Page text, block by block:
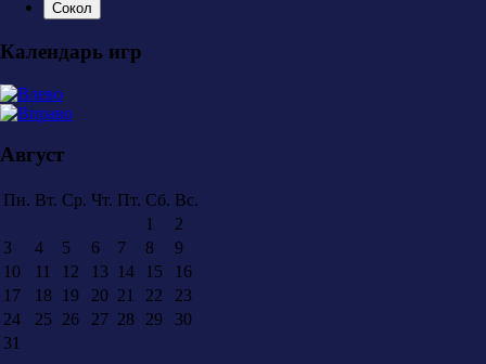
Сокол
Календарь игр
Август
Пн. Вт. Ср. Чт. Пт. Сб. Вс.
1
2
3
4 5 6 7 8
9
10
11 12 13 14 15
16
17
18 19 20 21 22
23
24
25 26 27 28 29
30
31